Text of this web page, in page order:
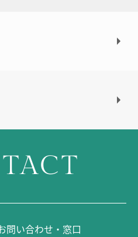
問い合わせ・窓口